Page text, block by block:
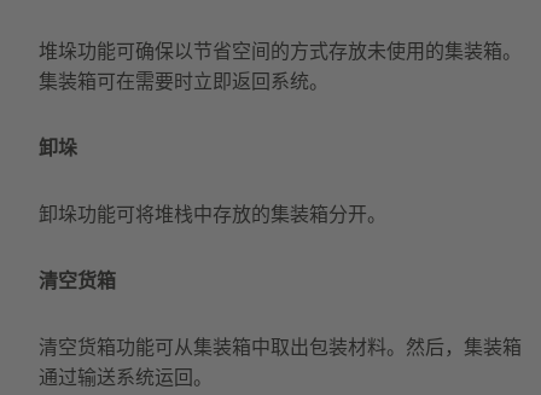
堆垛功能可确保以节省空间的方式存放未使用的集装箱。
集装箱可在需要时立即返回系统。
卸垛
卸垛功能可将堆栈中存放的集装箱分开。
清空货箱
清空货箱功能可从集装箱中取出包装材料。然后，集装箱
通过输送系统运回。